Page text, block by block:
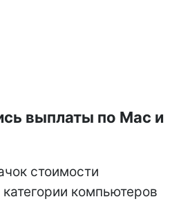
выплаты по Mac и
стоимости
компьютеров